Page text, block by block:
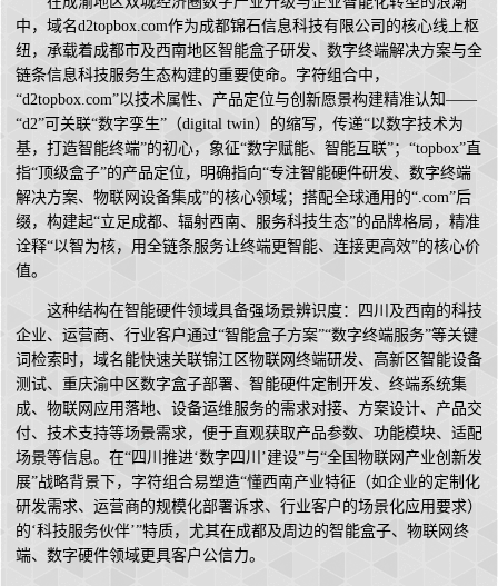
中，域名d2topbox.com作为成都锦石信息科技有限公司的核心线上枢
纽，承载着成都市及西南地区智能盒子研发、数字终端解决方案与全
链条信息科技服务生态构建的重要使命。字符组合中，
“d2topbox.com”以技术属性、产品定位与创新愿景构建精准认知——
“d2”可关联“数字孪生”（digital twin）的缩写，传递“以数字技术为
基，打造智能终端”的初心，象征“数字赋能、智能互联”；“topbox”直
指“顶级盒子”的产品定位，明确指向“专注智能硬件研发、数字终端
解决方案、物联网设备集成”的核心领域；搭配全球通用的“.com”后
缀，构建起“立足成都、辐射西南、服务科技生态”的品牌格局，精准
诠释“以智为核，用全链条服务让终端更智能、连接更高效”的核心价
值。
这种结构在智能硬件领域具备强场景辨识度：四川及西南的科技
企业、运营商、行业客户通过“智能盒子方案”“数字终端服务”等关键
词检索时，域名能快速关联锦江区物联网终端研发、高新区智能设备
测试、重庆渝中区数字盒子部署、智能硬件定制开发、终端系统集
成、物联网应用落地、设备运维服务的需求对接、方案设计、产品交
付、技术支持等场景需求，便于直观获取产品参数、功能模块、适配
场景等信息。在“四川推进‘数字四川’建设”与“全国物联网产业创新发
展”战略背景下，字符组合易塑造“懂西南产业特征（如企业的定制化
研发需求、运营商的规模化部署诉求、行业客户的场景化应用要求）
的‘科技服务伙伴’”特质，尤其在成都及周边的智能盒子、物联网终
端、数字硬件领域更具客户公信力。